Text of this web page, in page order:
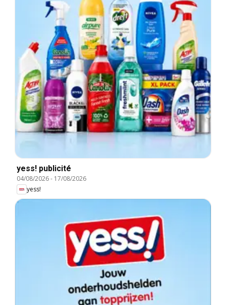
yess! publicité
04/08/2026- 17/08/2026
yess!